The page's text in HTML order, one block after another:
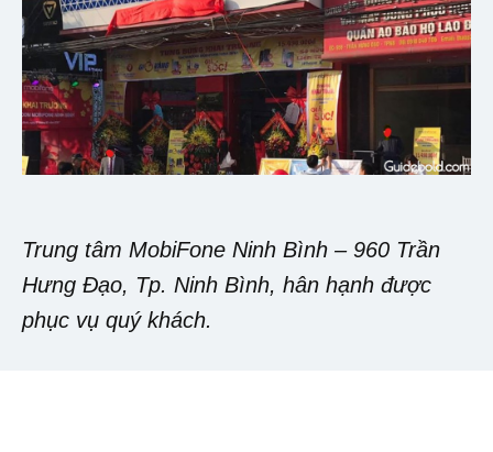
Trung tâm MobiFone Ninh Bình – 960 Trần
Hưng Đạo, Tp. Ninh Bình, hân hạnh được
phục vụ quý khách.